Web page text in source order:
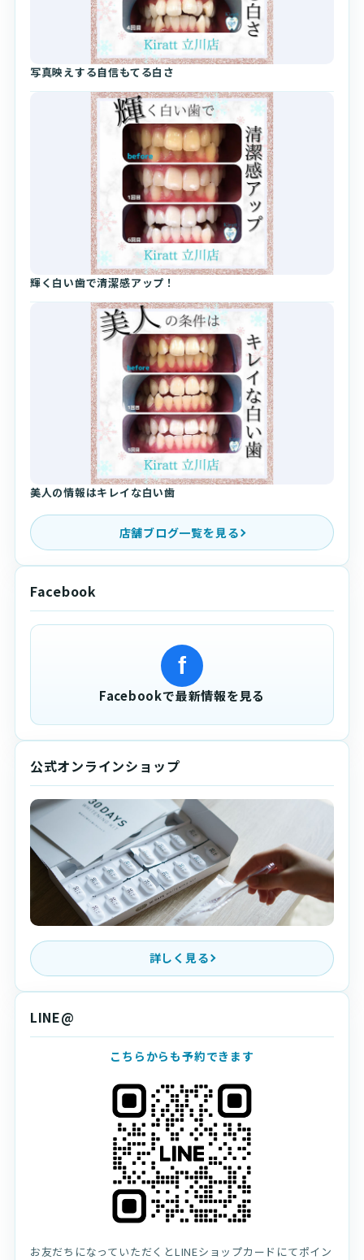
写真映えする自信もてる白さ
輝く白い歯で清潔感アップ！
美人の情報はキレイな白い歯
店舗ブログ一覧を見る
Facebook
f
Facebookで最新情報を見る
公式オンラインショップ
詳しく見る
LINE@
こちらからも予約できます
お友だちになっていただくとLINEショップカードにてポイン